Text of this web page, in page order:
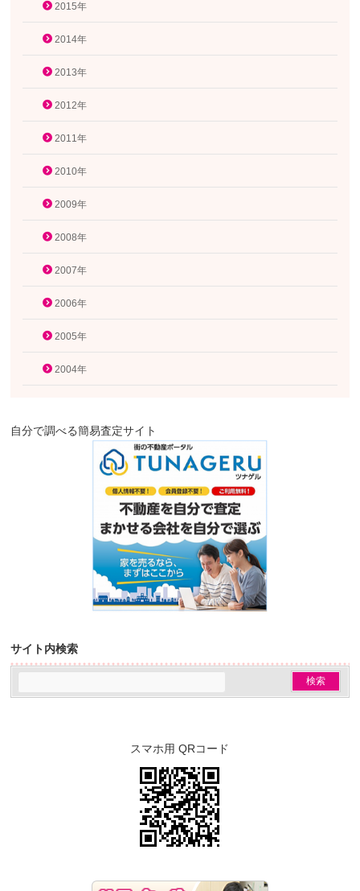
2015年
2014年
2013年
2012年
2011年
2010年
2009年
2008年
2007年
2006年
2005年
2004年
自分で調べる簡易査定サイト
サイト内検索
スマホ用 QRコード